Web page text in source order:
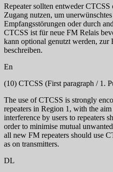
Repeater sollten entweder
Zugang nutzen, um
Empfangsstörungen oder durch
CTCSS ist für neue FM Relais
kann optional genutzt werden, zur
beschreiben.
En
(10) CTCSS (First paragraph / 1.
The use of CTCSS is strongly
repeaters in Region 1, with the
interference by users to repeaters
order to minimise mutual
all new FM repeaters should use
as on transmitters.
DL